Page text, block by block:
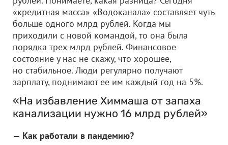
«кредитная масса» «Водоканала» составляет чуть
больше одного млрд рублей. Когда мы
приходили с новой командой, то она была
порядка трех млрд рублей. Финансовое
состояние у нас не скажу, что хорошее,
но стабильное. Люди регулярно получают
зарплату, поднимают ее им каждый год на 5%.
«На избавление Химмаша от запаха
канализации нужно 16 млрд рублей»
— Как работали в пандемию?